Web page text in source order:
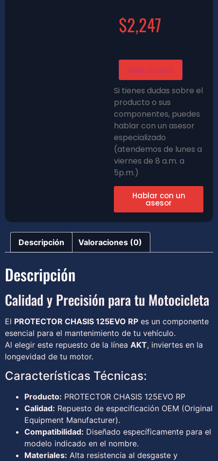
$2,247
Añadir al carrito
Si tienes dudas sobre el
producto o sus
componentes, puedes
hablar con un asesor
especializado
(atendemos de lunes a
viernes de 8 a.m. a
5p.m.)
Hablar con un
asesor
Descripción Valoraciones (0)
Descripción
Calidad y Precisión para tu Motocicleta
El PROTECTOR CHASIS 125EVO RP es un componente
esencial para el mantenimiento de tu vehículo.
Al elegir este repuesto de la línea AKT, inviertes en la
longevidad de tu motor.
Características Técnicas:
Producto: PROTECTOR CHASIS 125EVO RP
Calidad: Repuesto de especificación OEM (Original
Equipment Manufacturer).
Compatibilidad: Diseñado específicamente para el
modelo indicado en el nombre.
Materiales: Alta resistencia al desgaste y